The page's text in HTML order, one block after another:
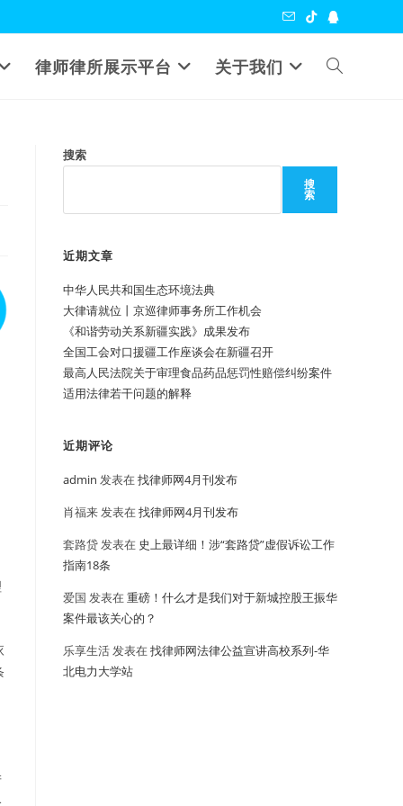
律师律所展示平台 关于我们 Toggle
搜索
搜
索
近期文章
中华人民共和国生态环境法典
大律请就位丨京巡律师事务所工作机会
《和谐劳动关系新疆实践》成果发布
全国工会对口援疆工作座谈会在新疆召开
最高人民法院关于审理食品药品惩罚性赔偿纠纷案件
适用法律若干问题的解释
近期评论
admin 发表在找律师网4月刊发布
肖福来发表在找律师网4月刊发布
套路贷发表在 史上最详细！涉“套路贷”虚假诉讼工作
指南18条
爱国 发表在重磅！什么才是我们对于新城控股王振华
案件最该关心的？
乐享生活发表在找律师网法律公益宣讲高校系列-华
北电力大学站